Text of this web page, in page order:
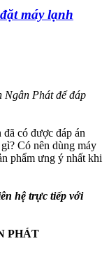
máy lạnh
Ngân Phát để đáp
có được đáp án
Có nên dùng máy
phẩm ưng ý nhất khi
hệ trực tiếp với
PHÁT